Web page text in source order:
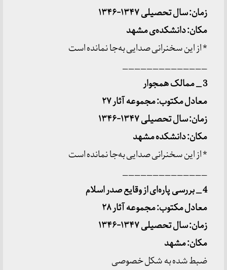
زمان: سال تحصیلی ۱۳۴۷-۱۳۴۶
مکان: دانشکدهی مشهد
* از این سخنرانی صدایی به‌جا نمانده است
______________
3 _ ممالک همجوار
معادل مکتوب: مجموعه آثار ۲۷
زمان: سال تحصیلی ۱۳۴۷-۱۳۴۶
مکان: دانشکده مشهد
* از این سخنرانی صدایی به‌جا نمانده است
______________
4 _ بررسی پاره
ای از وقایع صدر اسلام
معادل مکتوب: مجموعه آثار ۲۸
زمان: سال تحصیلی ۱۳۴۷-۱۳۴۶
مکان: مشهد
ضبط شده به شکل خصوصی